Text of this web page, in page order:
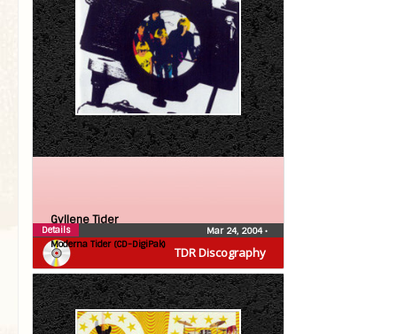
TDR Discography
Gyllene Tider
Moderna Tider (CD-DigiPak)
Mar 24, 2004•
Details